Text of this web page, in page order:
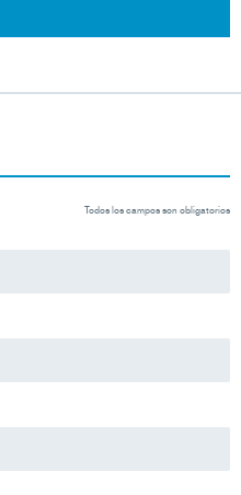
Todos los campos son obligatorios